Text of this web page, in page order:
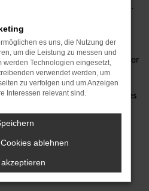
überzeugt auf ganzer Linie.
arbeiten bereits seit
von der Qualität der
gehen wir auf Nummer sicher
Gebrauchtwagen für
bedeutet dies, dass jedes
gastiert und dort überprüft
wird. Unser Credo besteht
Fahrzeuge auf die Straßen
und Aber“.
es uns, die Nutzung der
um die Leistung zu messen und
werden Technologien eingesetzt,
verwendet werden, um
zu verfolgen und um Anzeigen
Interessen relevant sind.
ablehnen